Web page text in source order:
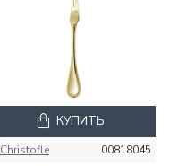
Christofle 00818045
КУПИТЬ